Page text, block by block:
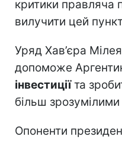
критики правляча
вилучити цей
Уряд Хав’єра
допоможе
інвестиціїта
більш зрозумілими
Опоненти